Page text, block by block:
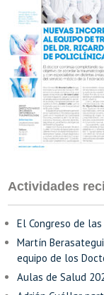
Actividades
El Congreso de
Martín
equipo de los
Aulas de Salud